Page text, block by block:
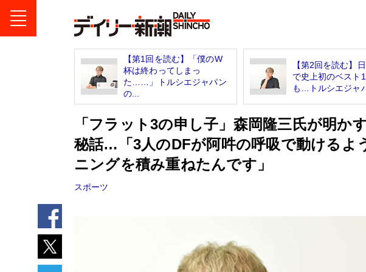
【第1回を読む】「僕のW
杯は終わってしまっ
た……」トルシエジャパン
の...
【第2回を読む】
で史上初のベスト
も…トルシエジャ
「フラット3の申し子」森岡隆三氏が明か
秘話…「3人のDFが阿吽の呼吸で動けるよ
ニングを積み重ねたんです」
スポーツ